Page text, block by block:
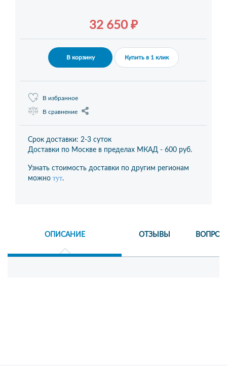
32 650 ₽
В корзину Купить в 1 клик
В избранное
В сравнение
Срок доставки: 2-3 суток
Доставки по Москве в пределах МКАД - 600 руб.
Узнать стоимость доставки по другим регионам
можно тут.
ОПИСАНИЕ ОТЗЫВЫ